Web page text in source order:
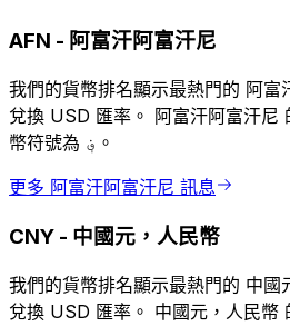
AFN - 阿富汗阿富汗尼
我們的貨幣排名顯示最熱門的 阿
兌換 USD 匯率。 阿富汗阿富汗尼
幣符號為 ؋。
更多 阿富汗阿富汗尼 訊息
CNY - 中國元，人民幣
我們的貨幣排名顯示最熱門的 中
兌換 USD 匯率。 中國元，人民幣